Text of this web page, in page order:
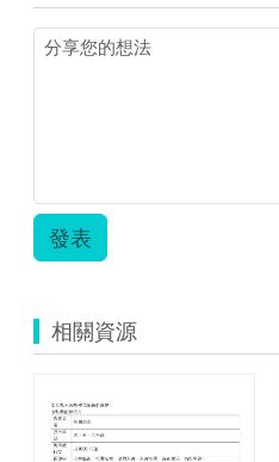
發表
相關資源